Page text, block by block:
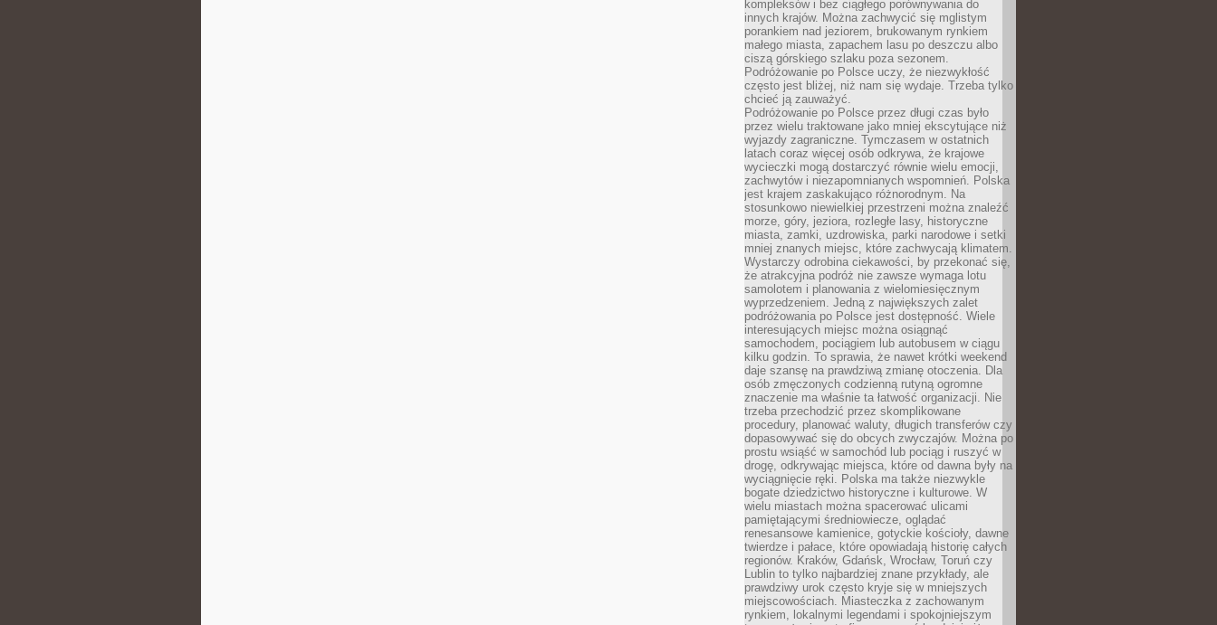
kompleksów i bez ciągłego porównywania do
innych krajów. Można zachwycić się mglistym
porankiem nad jeziorem, brukowanym rynkiem
małego miasta, zapachem lasu po deszczu albo
ciszą górskiego szlaku poza sezonem.
Podróżowanie po Polsce uczy, że niezwykłość
często jest bliżej, niż nam się wydaje. Trzeba tylko
chcieć ją zauważyć.
Podróżowanie po Polsce przez długi czas było
przez wielu traktowane jako mniej ekscytujące niż
wyjazdy zagraniczne. Tymczasem w ostatnich
latach coraz więcej osób odkrywa, że krajowe
wycieczki mogą dostarczyć równie wielu emocji,
zachwytów i niezapomnianych wspomnień. Polska
jest krajem zaskakująco różnorodnym. Na
stosunkowo niewielkiej przestrzeni można znaleźć
morze, góry, jeziora, rozległe lasy, historyczne
miasta, zamki, uzdrowiska, parki narodowe i setki
mniej znanych miejsc, które zachwycają klimatem.
Wystarczy odrobina ciekawości, by przekonać się,
że atrakcyjna podróż nie zawsze wymaga lotu
samolotem i planowania z wielomiesięcznym
wyprzedzeniem. Jedną z największych zalet
podróżowania po Polsce jest dostępność. Wiele
interesujących miejsc można osiągnąć
samochodem, pociągiem lub autobusem w ciągu
kilku godzin. To sprawia, że nawet krótki weekend
daje szansę na prawdziwą zmianę otoczenia. Dla
osób zmęczonych codzienną rutyną ogromne
znaczenie ma właśnie ta łatwość organizacji. Nie
trzeba przechodzić przez skomplikowane
procedury, planować waluty, długich transferów czy
dopasowywać się do obcych zwyczajów. Można po
prostu wsiąść w samochód lub pociąg i ruszyć w
drogę, odkrywając miejsca, które od dawna były na
wyciągnięcie ręki. Polska ma także niezwykle
bogate dziedzictwo historyczne i kulturowe. W
wielu miastach można spacerować ulicami
pamiętającymi średniowiecze, oglądać
renesansowe kamienice, gotyckie kościoły, dawne
twierdze i pałace, które opowiadają historię całych
regionów. Kraków, Gdańsk, Wrocław, Toruń czy
Lublin to tylko najbardziej znane przykłady, ale
prawdziwy urok często kryje się w mniejszych
miejscowościach. Miasteczka z zachowanym
rynkiem, lokalnymi legendami i spokojniejszym